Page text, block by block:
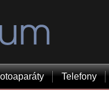
Telefony